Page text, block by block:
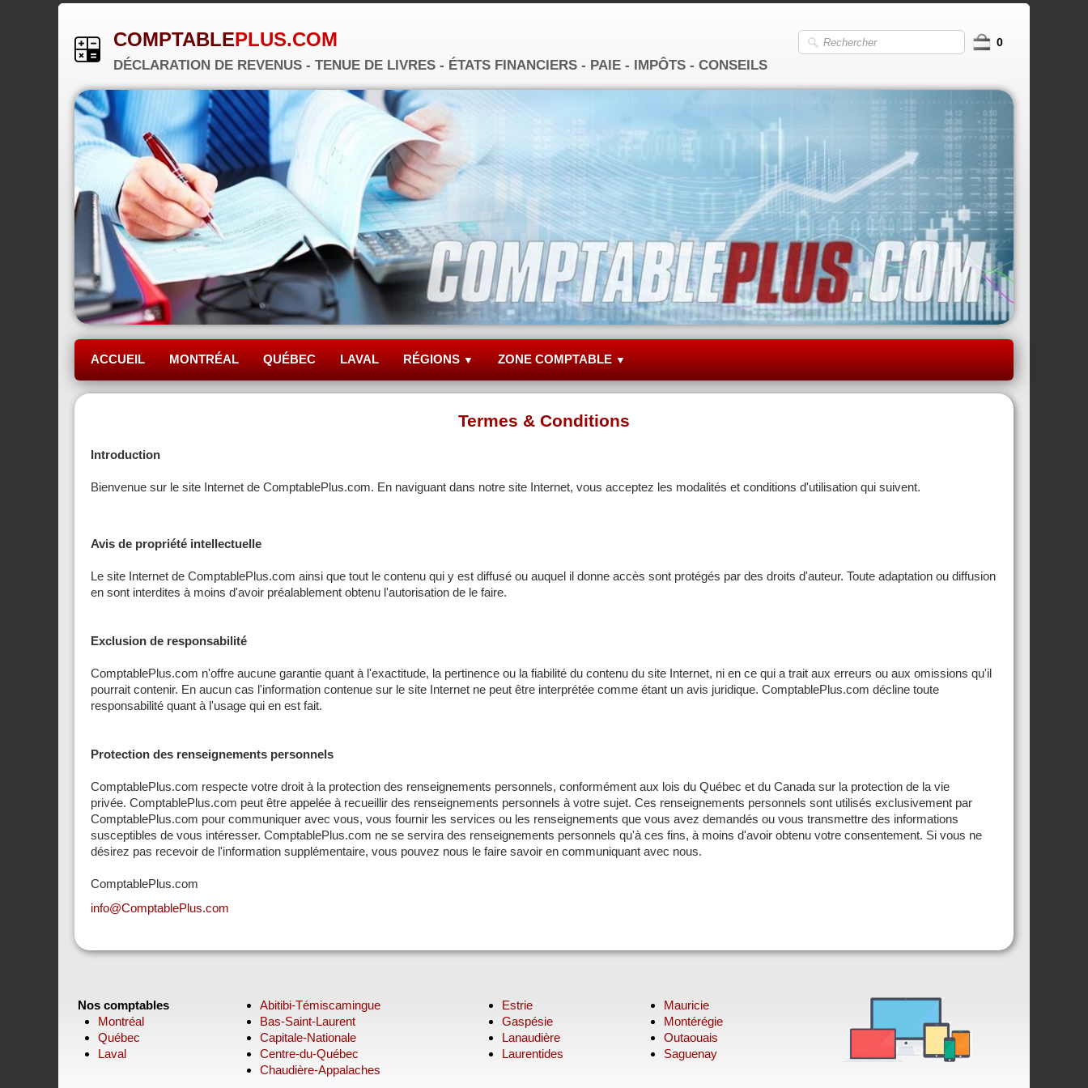
COMPTABLEPLUS.COM
DÉCLARATION DE REVENUS - TENUE DE LIVRES - ÉTATS FINANCIERS - PAIE - IMPÔTS - CONSEILS
0
ACCUEIL MONTRÉAL QUÉBEC LAVAL RÉGIONS ▼ ZONE COMPTABLE ▼
Termes & Conditions
Introduction
Bienvenue sur le site Internet de ComptablePlus.com. En naviguant dans notre site Internet, vous acceptez les modalités et conditions d'utilisation qui suivent.
Avis de propriété intellectuelle
Le site Internet de ComptablePlus.com ainsi que tout le contenu qui y est diffusé ou auquel il donne accès sont protégés par des droits d'auteur. Toute adaptation ou diffusion
en sont interdites à moins d'avoir préalablement obtenu l'autorisation de le faire.
Exclusion de responsabilité
ComptablePlus.com n'offre aucune garantie quant à l'exactitude, la pertinence ou la fiabilité du contenu du site Internet, ni en ce qui a trait aux erreurs ou aux omissions qu'il
pourrait contenir. En aucun cas l'information contenue sur le site Internet ne peut être interprétée comme étant un avis juridique. ComptablePlus.com décline toute
responsabilité quant à l'usage qui en est fait.
Protection des renseignements personnels
ComptablePlus.com respecte votre droit à la protection des renseignements personnels, conformément aux lois du Québec et du Canada sur la protection de la vie
privée. ComptablePlus.com peut être appelée à recueillir des renseignements personnels à votre sujet. Ces renseignements personnels sont utilisés exclusivement par
ComptablePlus.com pour communiquer avec vous, vous fournir les services ou les renseignements que vous avez demandés ou vous transmettre des informations
susceptibles de vous intéresser. ComptablePlus.com ne se servira des renseignements personnels qu'à ces fins, à moins d'avoir obtenu votre consentement. Si vous ne
désirez pas recevoir de l'information supplémentaire, vous pouvez nous le faire savoir en communiquant avec nous.
ComptablePlus.com
info@ComptablePlus.com
Nos comptables
Montréal
Québec
Laval
Abitibi-Témiscamingue
Bas-Saint-Laurent
Capitale-Nationale
Centre-du-Québec
Chaudière-Appalaches
Estrie
Gaspésie
Lanaudière
Laurentides
Mauricie
Montérégie
Outaouais
Saguenay